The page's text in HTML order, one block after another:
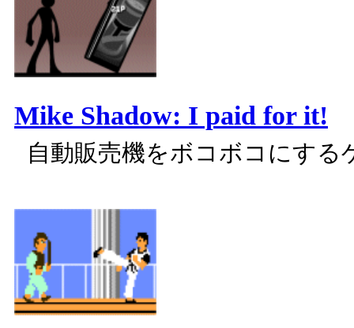
Mike Shadow: I paid for it!
自動販売機をボコボコにする